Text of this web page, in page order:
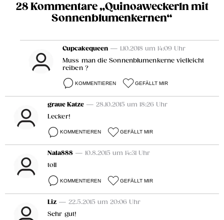
28 Kommentare „Quinoaweckerln mit
Sonnenblumenkernen“
Cupcakequeen — 1.10.2018 um 14:09 Uhr
Muss man die Sonnenblumenkerne vielleicht
reiben ?
KOMMENTIEREN GEFÄLLT MIR
graue Katze — 28.10.2015 um 18:26 Uhr
Lecker!
KOMMENTIEREN GEFÄLLT MIR
Nala888 — 10.8.2015 um 14:31 Uhr
toll
KOMMENTIEREN GEFÄLLT MIR
Liz — 22.5.2015 um 20:06 Uhr
Sehr gut!